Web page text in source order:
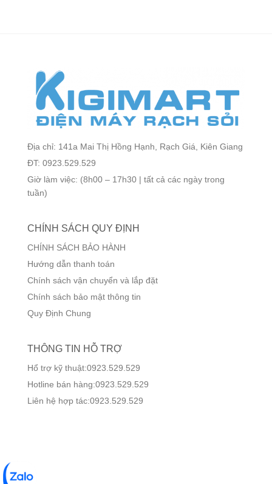
Địa chỉ: 141a Mai Thị Hồng Hạnh, Rạch Giá, Kiên Giang
ĐT: 0923.529.529
Giờ làm việc: (8h00 – 17h30 | tất cả các ngày trong
tuần)
CHÍNH SÁCH QUY ĐỊNH
CHÍNH SÁCH BẢO HÀNH
Hướng dẫn thanh toán
Chính sách vận chuyển và lắp đặt
Chính sách bảo mật thông tin
Quy Định Chung
THÔNG TIN HỖ TRỢ
Hổ trợ kỹ thuật:0923.529.529
Hotline bán hàng:0923.529.529
Liên hệ hợp tác:0923.529.529